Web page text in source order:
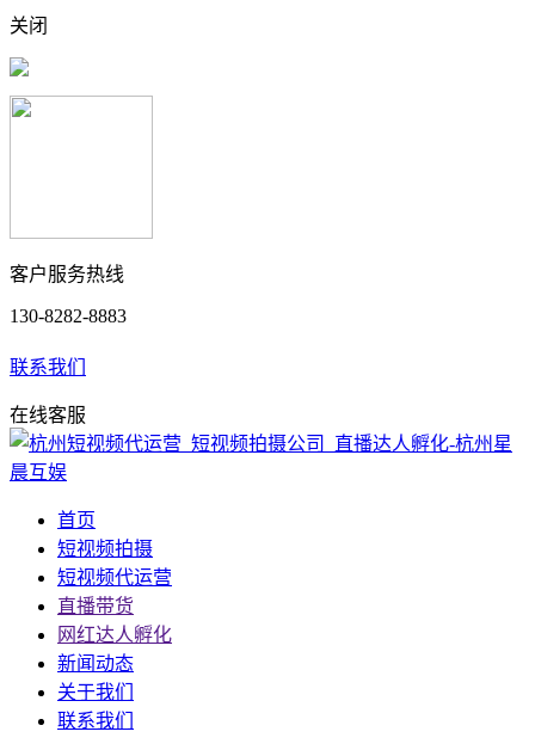
关闭
客户服务热线
130-8282-8883
联系我们
在线客服
首页
短视频拍摄
短视频代运营
直播带货
网红达人孵化
新闻动态
关于我们
联系我们